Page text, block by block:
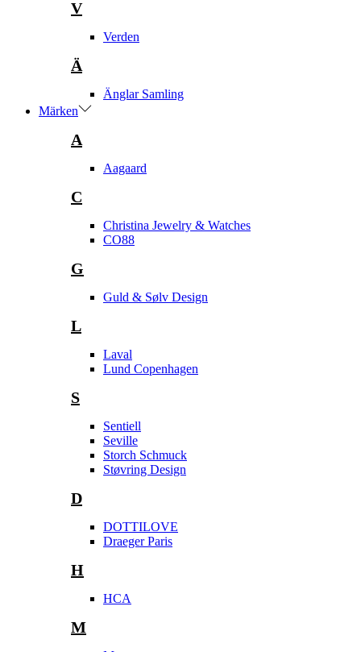
V
Verden
Ä
Änglar Samling
Märken
A
Aagaard
C
Christina Jewelry & Watches
CO88
G
Guld & Sølv Design
L
Laval
Lund Copenhagen
S
Sentiell
Seville
Storch Schmuck
Støvring Design
D
DOTTILOVE
Draeger Paris
H
HCA
M